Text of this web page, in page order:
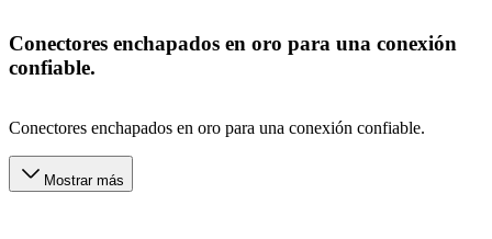
Conectores enchapados en oro para una conexión
confiable.
Conectores enchapados en oro para una conexión confiable.
Mostrar más